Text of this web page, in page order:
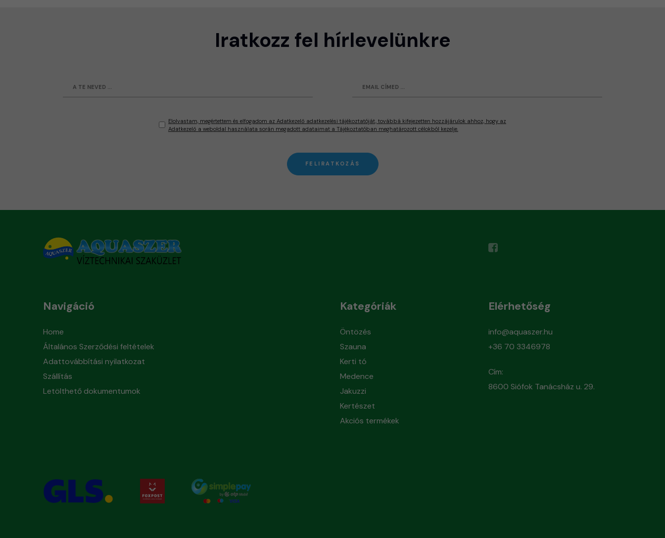
Iratkozz fel hírlevelünkre
Elolvastam, megértettem és elfogadom az Adatkezelő adatkezelési tájékoztatóját, továbbá kifejezetten hozzájárulok ahhoz, hogy az
Adatkezelő a weboldal használata során megadott adataimat a Tájékoztatóban meghatározott célokból kezelje.
FELIRATKOZÁS
Navigáció
Home
Általános Szerződési feltételek
Adattovábbítási nyilatkozat
Szállítás
Letölthető dokumentumok
Kategóriák
Öntözés
Szauna
Kerti tó
Medence
Jakuzzi
Kertészet
Akciós termékek
Elérhetőség
info@aquaszer.hu
+36 70 3346978
Cím:
8600 Siófok Tanácsház u. 29.